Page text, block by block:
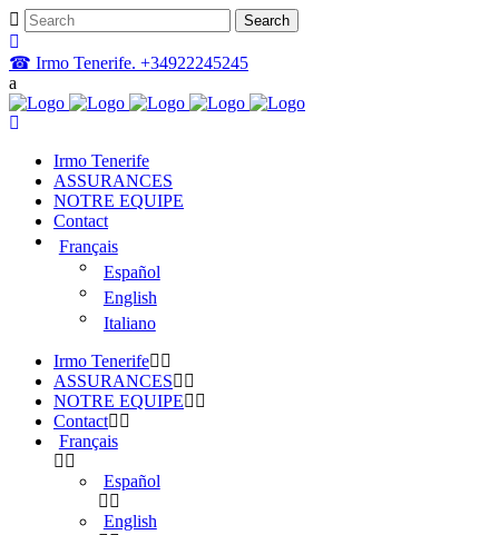
☎ Irmo Tenerife. +34922245245
Irmo Tenerife
ASSURANCES
NOTRE EQUIPE
Contact
Français
Español
English
Italiano
Irmo Tenerife
ASSURANCES
NOTRE EQUIPE
Contact
Français
Español
English